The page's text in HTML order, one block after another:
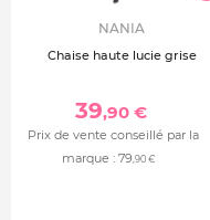
NANIA
Chaise haute lucie grise
39,90 €
Prix de vente conseillé par la
marque : 79,90 €